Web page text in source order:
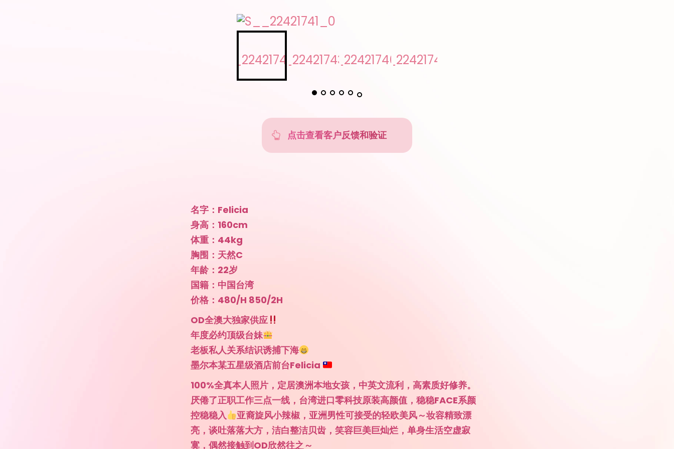
点击查看客户反馈和验证
名字：Felicia
身高：160cm
体重：44kg
胸围：天然C
年龄：22岁
国籍：中国台湾
价格：480/H 850/2H
OD全澳大独家供应
年度必约顶级台妹
老板私人关系结识诱捕下海
墨尔本某五星级酒店前台Felicia
100%全真本人照片，定居澳洲本地女孩，中英文流利，高素质好修养。
厌倦了正职工作三点一线，台湾进口零科技原装高颜值，稳稳FACE系颜
控稳稳入
亚裔旋风小辣椒，亚洲男性可接受的轻欧美风～妆容精致漂
亮，谈吐落落大方，洁白整洁贝齿，笑容巨美巨灿烂，单身生活空虚寂
寞，偶然接触到OD欣然往之～